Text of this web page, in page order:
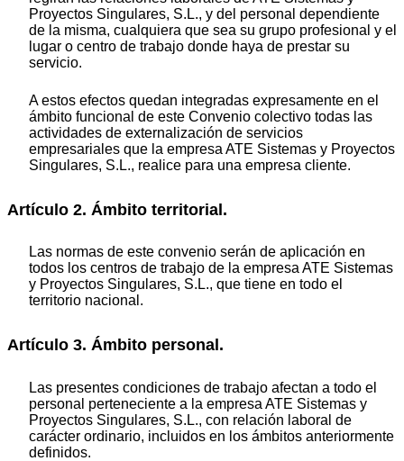
Proyectos Singulares, S.L., y del personal dependiente
de la misma, cualquiera que sea su grupo profesional y el
lugar o centro de trabajo donde haya de prestar su
servicio.
A estos efectos quedan integradas expresamente en el
ámbito funcional de este Convenio colectivo todas las
actividades de externalización de servicios
empresariales que la empresa ATE Sistemas y Proyectos
Singulares, S.L., realice para una empresa cliente.
Artículo 2. Ámbito territorial.
Las normas de este convenio serán de aplicación en
todos los centros de trabajo de la empresa ATE Sistemas
y Proyectos Singulares, S.L., que tiene en todo el
territorio nacional.
Artículo 3. Ámbito personal.
Las presentes condiciones de trabajo afectan a todo el
personal perteneciente a la empresa ATE Sistemas y
Proyectos Singulares, S.L., con relación laboral de
carácter ordinario, incluidos en los ámbitos anteriormente
definidos.